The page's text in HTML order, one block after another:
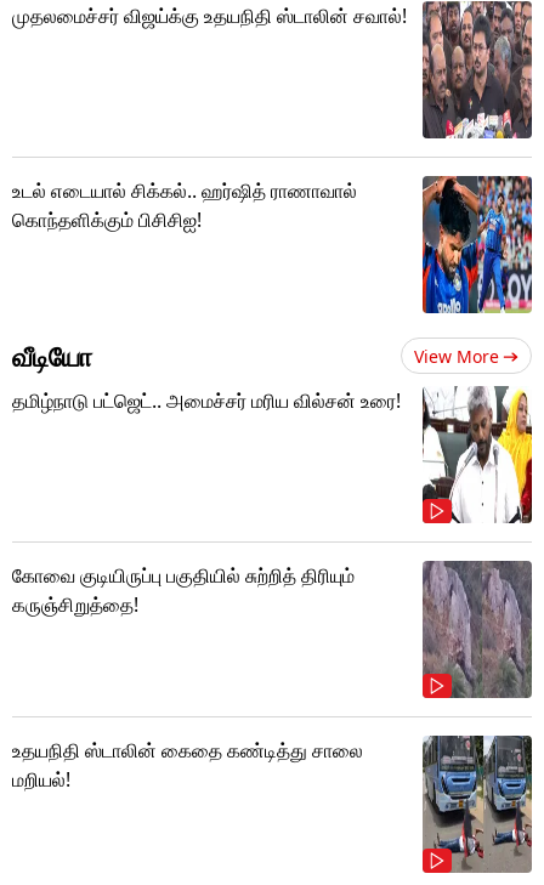
முதலமைச்சர் விஜய்க்கு உதயநிதி ஸ்டாலின் சவால்!
உடல் எடையால் சிக்கல்.. ஹர்ஷித் ராணாவால்
கொந்தளிக்கும் பிசிசிஐ!
வீடியோ View More
தமிழ்நாடு பட்ஜெட்.. அமைச்சர் மரிய வில்சன் உரை!
கோவை குடியிருப்பு பகுதியில் சுற்றித் திரியும்
கருஞ்சிறுத்தை!
உதயநிதி ஸ்டாலின் கைதை கண்டித்து சாலை
மறியல்!